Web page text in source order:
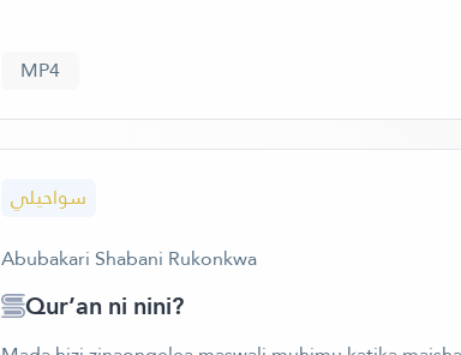
MP4
سواحيلي
Abubakari Shabani Rukonkwa
Qur’an ni nini?